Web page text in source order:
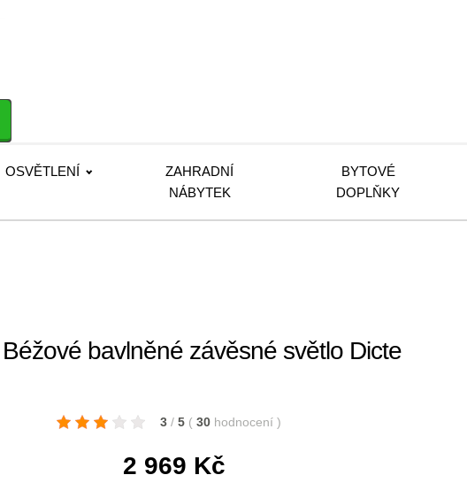
OSVĚTLENÍ
ZAHRADNÍ
NÁBYTEK
BYTOVÉ
DOPLŇKY
bavlněné závěsné světlo Dicte
3 / 5 ( 30 hodnocení )
2 969 Kč